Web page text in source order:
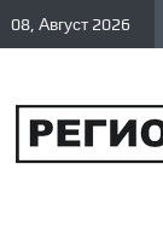
08, Август 2026